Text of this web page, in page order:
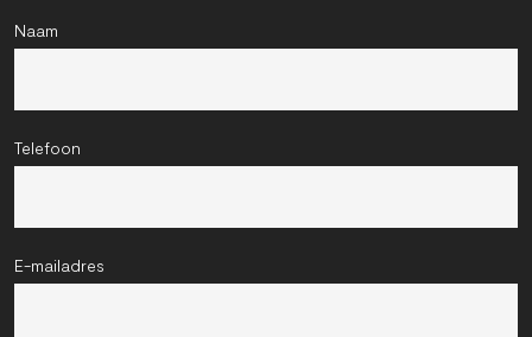
Naam
Telefoon
E-mailadres